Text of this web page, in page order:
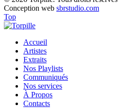
Conception web sbrstudio.com
Top
Accueil
Artistes
Extraits
Nos Playlists
Communiqués
Nos services
À Propos
Contacts